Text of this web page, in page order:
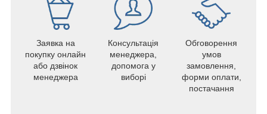
Заявка на
покупку онлайн
або дзвінок
менеджера
Консультація
менеджера,
допомога у
виборі
Обговорення
умов
замовлення,
форми оплати,
постачання